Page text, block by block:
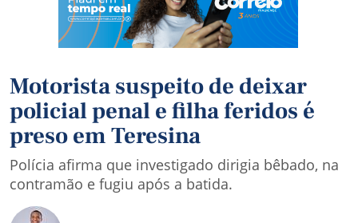
Motorista suspeito de deixar
policial penal e filha feridos é
preso em Teresina
Polícia afirma que investigado dirigia bêbado, na
contramão e fugiu após a batida.